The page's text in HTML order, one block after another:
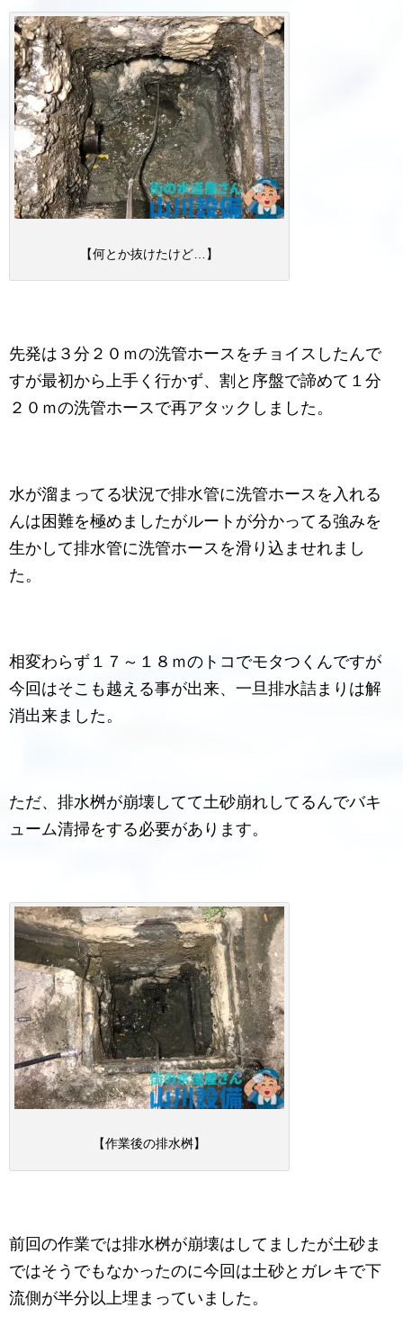
【何とか抜けたけど…】
先発は３分２０ｍの洗管ホースをチョイスしたんで
すが最初から上手く行かず、割と序盤で諦めて１分
２０ｍの洗管ホースで再アタックしました。
水が溜まってる状況で排水管に洗管ホースを入れる
んは困難を極めましたがルートが分かってる強みを
生かして排水管に洗管ホースを滑り込ませれまし
た。
相変わらず１７～１８ｍのトコでモタつくんですが
今回はそこも越える事が出来、一旦排水詰まりは解
消出来ました。
ただ、排水桝が崩壊してて土砂崩れしてるんでバキ
ューム清掃をする必要があります。
【作業後の排水桝】
前回の作業では排水桝が崩壊はしてましたが土砂ま
ではそうでもなかったのに今回は土砂とガレキで下
流側が半分以上埋まっていました。